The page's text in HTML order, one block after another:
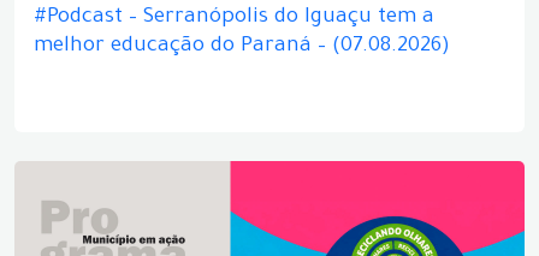
#Podcast – Serranópolis do Iguaçu tem a
melhor educação do Paraná – (07.08.2026)